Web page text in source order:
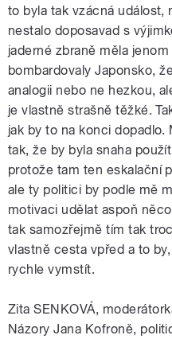
to byla tak vzácná událost,
nestalo doposavad s
jaderné zbraně měla
bombardovaly Japonsko,
analogii nebo ne hezkou,
je vlastně strašně těžké.
jak by to na konci
tak, že by byla snaha
protože tam ten eskalační
ale ty politici by podle mě
motivaci udělat aspoň
tak samozřejmě tím tak
vlastně cesta vpřed a to
rychle vymstít.
Zita SENKOVÁ,
Názory Jana Kofroně,